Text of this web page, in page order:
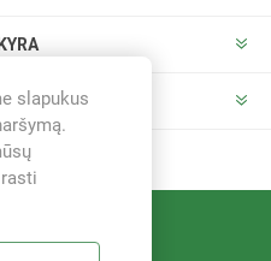
slapukus